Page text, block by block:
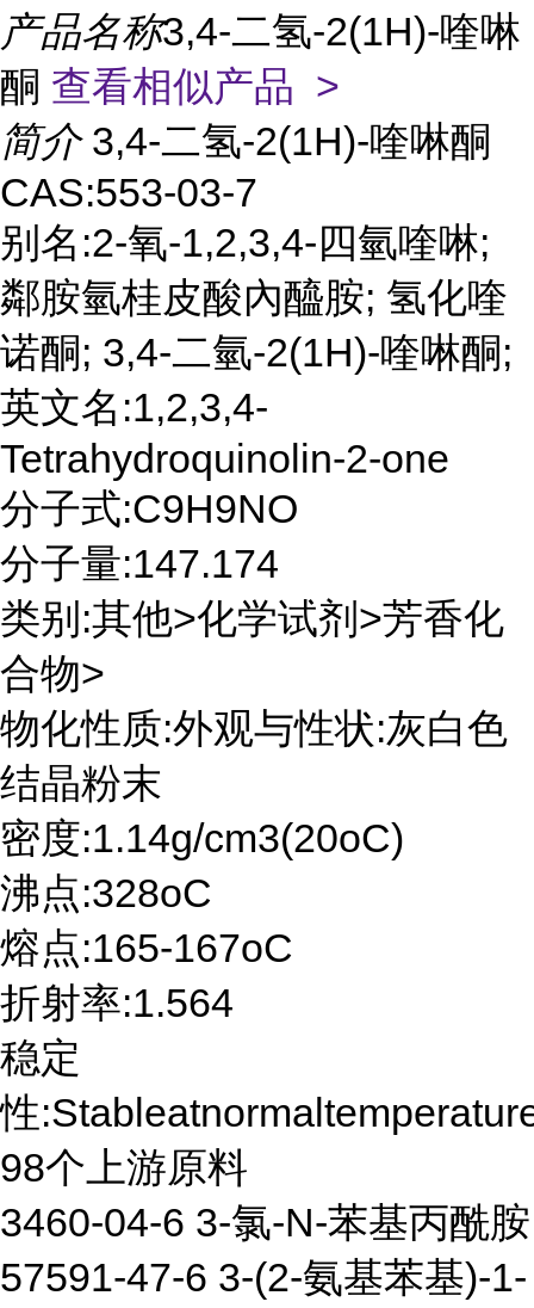
产品名称3,4-二氢-2(1H)-喹啉
酮 查看相似产品 >
简介 3,4-二氢-2(1H)-喹啉酮
CAS:553-03-7
别名:2-氧-1,2,3,4-四氫喹啉;
鄰胺氫桂皮酸內醯胺; 氢化喹
诺酮; 3,4-二氫-2(1H)-喹啉酮;
英文名:1,2,3,4-
Tetrahydroquinolin-2-one
分子式:C9H9NO
分子量:147.174
类别:其他>化学试剂>芳香化
合物>
物化性质:外观与性状:灰白色
结晶粉末
密度:1.14g/cm3(20oC)
沸点:328oC
熔点:165-167oC
折射率:1.564
稳定
性
98个上游原料
3460-04-6 3-氯-N-苯基丙酰胺
57591-47-6 3-(2-氨基苯基)-1-